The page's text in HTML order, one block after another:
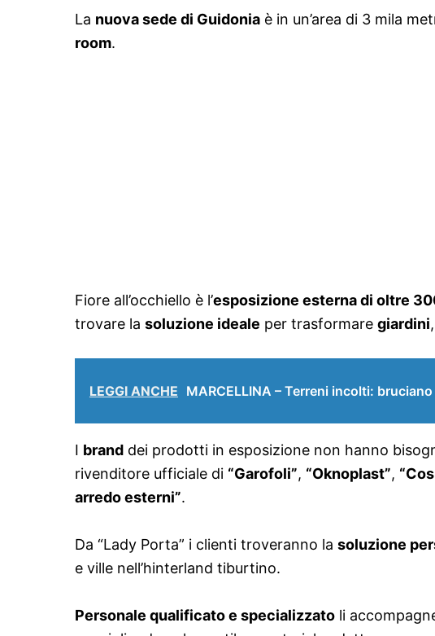
La nuova sede di Guidonia è in un’area di 3 mila
room.
Fiore all’occhiello è l’esposizione esterna di oltre
trovare la soluzione ideale per trasformare giardini,
LEGGI ANCHE MARCELLINA – Terreni incolti:
I brand dei prodotti in esposizione non hanno
rivenditore ufficiale di “Garofoli”, “Oknoplast”,
arredo esterni”.
Da “Lady Porta” i clienti troveranno la soluzione
e ville nell’hinterland tiburtino.
Personale qualificato e specializzato li